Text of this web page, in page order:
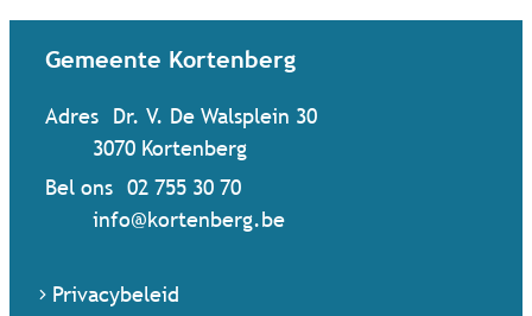
Gemeente Kortenberg
Adres Dr. V. De Walsplein 30
,
3070 Kortenberg
Bel ons 02 755 30 70
Mail ons
info@kortenberg.be
Privacybeleid